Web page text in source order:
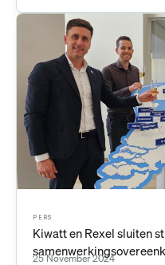
PERS
Kiwatt en Rexel sluiten
25 November 2024